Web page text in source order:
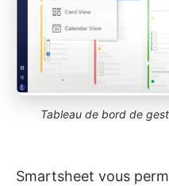
Tableau de bord de
Smartsheet vous